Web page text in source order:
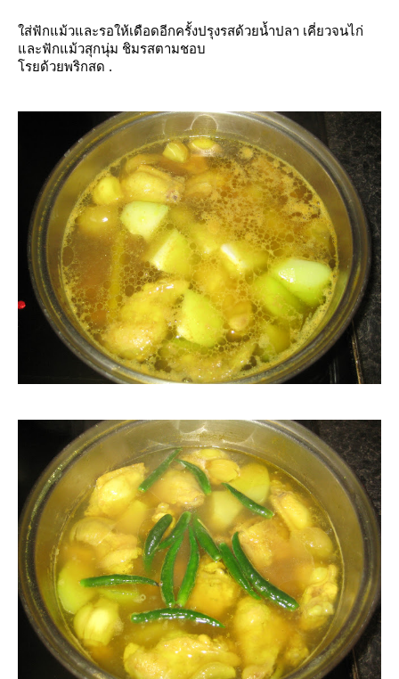
ส่ฟักแม้วและรอให้เดือดอีกครั้งปรุงรสด้วยน้ำปลา เคี่ยวจนไก่
ละฟักแม้วสุกนุ่ม ชิมรสตามชอบ
รยด้วยพริกสด .